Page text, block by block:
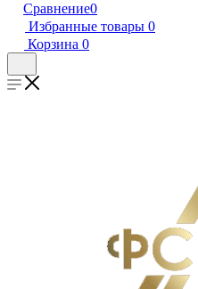
Сравнение0
Избранные товары 0
Корзина 0